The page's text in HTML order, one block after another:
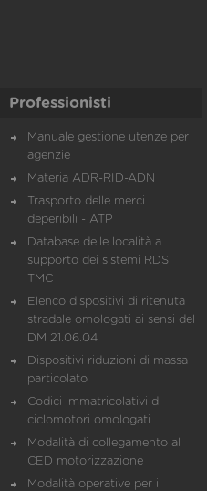
Professionisti
Manuale gestione utenze per
agenzie
Materia ADR-RID-ADN
Trasporto delle merci
deperibili - ATP
Database delle località a
supporto dei sistemi RDS
TMC
Elenco dispositivi di ritenuta
stradale omologati ai sensi del
DM 21.06.04
Dispositivi riduzioni di massa
particolato
Codici immatricolativi di
ciclomotori omologati
Modalità di collegamento al
CED motorizzazione
Modalità operative per il